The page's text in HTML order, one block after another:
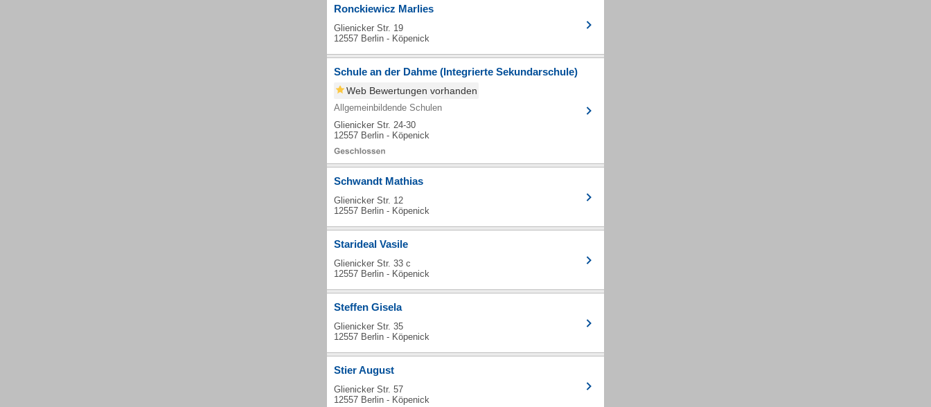
Ronckiewicz Marlies
Glienicker Str. 19
12557 Berlin - Köpenick
Schule an der Dahme (Integrierte Sekundarschule)
Web Bewertungen vorhanden
Allgemeinbildende Schulen
Glienicker Str. 24-30
12557 Berlin - Köpenick
Schwandt Mathias
Glienicker Str. 12
12557 Berlin - Köpenick
Starideal Vasile
Glienicker Str. 33 c
12557 Berlin - Köpenick
Steffen Gisela
Glienicker Str. 35
12557 Berlin - Köpenick
Stier August
Glienicker Str. 57
12557 Berlin - Köpenick